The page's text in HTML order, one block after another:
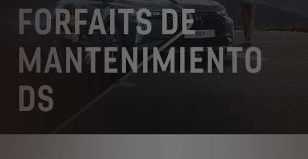
FORFAITS DE
MANTENIMIENTO
DS